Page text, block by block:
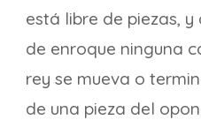
está libre de piezas,
de enroque ninguna
rey se mueva o
de una pieza del